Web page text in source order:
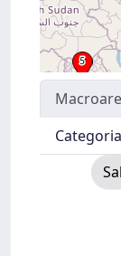
Categoria